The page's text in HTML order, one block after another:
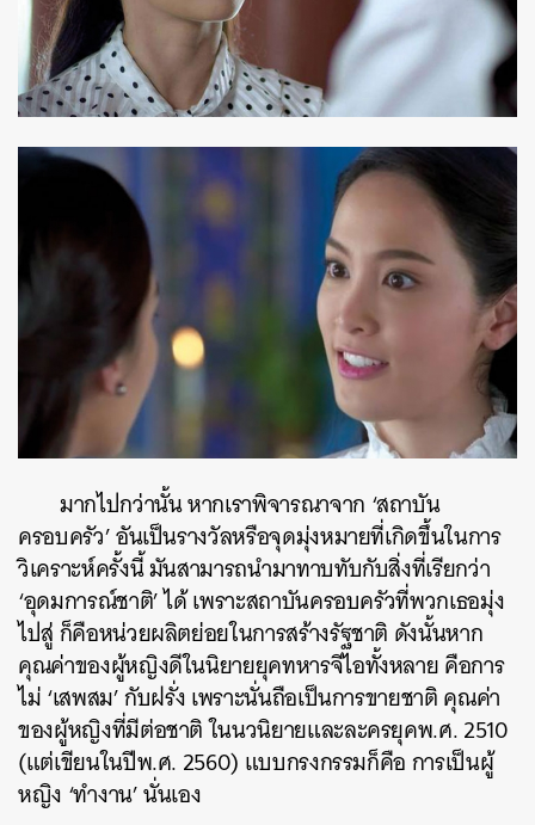
มากไปกว่านั้น หากเราพิจารณาจาก ‘สถาบัน
ครอบครัว’ อันเป็นรางวัลหรือจุดมุ่งหมายที่เกิดขึ้นในการ
วิเคราะห์ครั้งนี้ มันสามารถนำมาทาบทับกับสิ่งที่เรียกว่า
‘อุดมการณ์ชาติ’ ได้ เพราะสถาบันครอบครัวที่พวกเธอมุ่ง
ไปสู่ ก็คือหน่วยผลิตย่อยในการสร้างรัฐชาติ ดังนั้นหาก
คุณค่าของผู้หญิงดีในนิยายยุคทหารจีไอทั้งหลาย คือการ
ไม่ ‘เสพสม’ กับฝรั่ง เพราะนั่นถือเป็นการขายชาติ คุณค่า
ของผู้หญิงที่มีต่อชาติ ในนวนิยายและละครยุคพ.ศ. 2510
(แต่เขียนในปีพ.ศ. 2560) แบบกรงกรรมก็คือ การเป็นผู้
หญิง ‘ทำงาน’ นั่นเอง